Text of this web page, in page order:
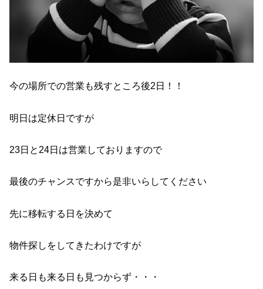
今の場所での営業も残すところ後2日！！
明日は定休日ですが
23日と24日は営業しておりますので
最後のチャンスですから是非いらしてください
先に移転する日を決めて
物件探しをしてきたわけですが
来る日も来る日も見つからず・・・